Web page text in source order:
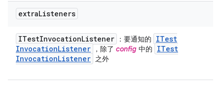
extraListeners
ITestInvocationListener ：要通知的
ITest
InvocationListener ，除了 config 中的
ITest
InvocationListener 之外